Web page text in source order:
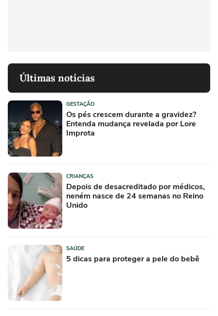
Últimas notícias
GESTAÇÃO
Os pés crescem durante a gravidez?
Entenda mudança revelada por Lore
Improta
CRIANÇAS
Depois de desacreditado por médicos,
neném nasce de 24 semanas no Reino
Unido
SAÚDE
5 dicas para proteger a pele do bebê